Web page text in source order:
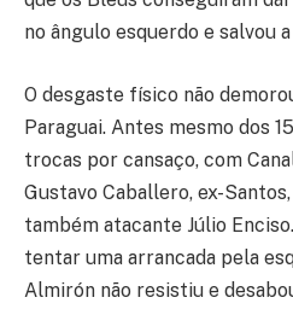
no ângulo esquerdo e salvou
O desgaste físico não
Paraguai. Antes mesmo dos
trocas por cansaço, com
Gustavo Caballero, ex-
também atacante Júlio
tentar uma arrancada pela
Almirón não resistiu e